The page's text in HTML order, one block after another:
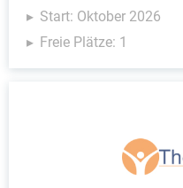
Start: Oktober 2026
Freie Plätze: 1